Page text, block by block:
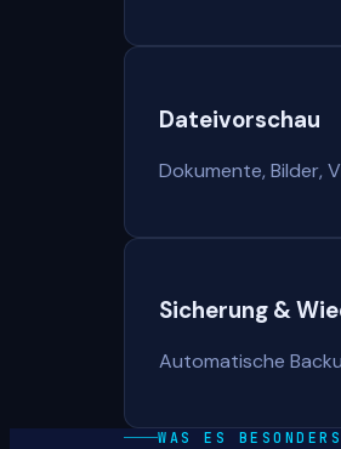
Dateivorschau
Dokumente, Bilder,
Sicherung &
Automatische
WAS ES